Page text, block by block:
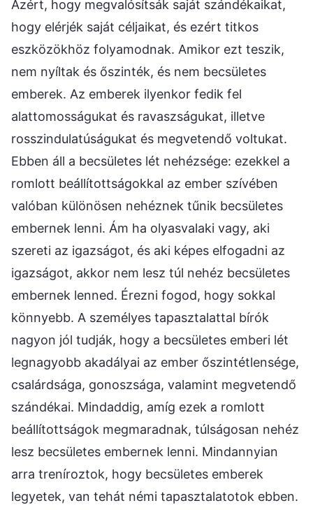
Azért, hogy megvalósítsák saját szándékaikat,
hogy elérjék saját céljaikat, és ezért titkos
eszközökhöz folyamodnak. Amikor ezt teszik,
nem nyíltak és őszinték, és nem becsületes
emberek. Az emberek ilyenkor fedik fel
alattomosságukat és ravaszságukat, illetve
rosszindulatúságukat és megvetendő voltukat.
Ebben áll a becsületes lét nehézsége: ezekkel a
romlott beállítottságokkal az ember szívében
valóban különösen nehéznek tűnik becsületes
embernek lenni. Ám ha olyasvalaki vagy, aki
szereti az igazságot, és aki képes elfogadni az
igazságot, akkor nem lesz túl nehéz becsületes
embernek lenned. Érezni fogod, hogy sokkal
könnyebb. A személyes tapasztalattal bírók
nagyon jól tudják, hogy a becsületes emberi lét
legnagyobb akadályai az ember őszintétlensége,
csalárdsága, gonoszsága, valamint megvetendő
szándékai. Mindaddig, amíg ezek a romlott
beállítottságok megmaradnak, túlságosan nehéz
lesz becsületes embernek lenni. Mindannyian
arra treníroztok, hogy becsületes emberek
legyetek, van tehát némi tapasztalatotok ebben.